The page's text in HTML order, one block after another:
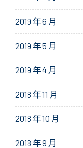
2019 年 6 月
2019 年 5 月
2019 年 4 月
2018 年 11 月
2018 年 10 月
2018 年 9 月